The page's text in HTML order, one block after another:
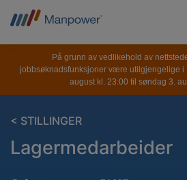
På grunn av vedlikehold av
jobbsøknadsfunksjoner være utilgjengelige i
august kl. 23:00 til søndag 3.
< STILLINGER
Lagermedarbeider